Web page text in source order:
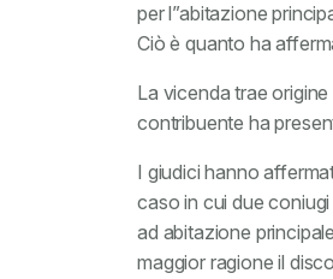
per l”abitazione
Ciò è quanto ha
La vicenda trae
contribuente ha
I giudici hanno
caso in cui due
ad abitazione
maggior ragione il